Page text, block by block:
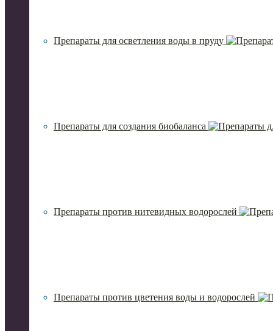
Препараты для осветления воды в пруду
Препараты для создания биобаланса
Препараты против нитевидных водорослей
Препараты против цветения воды и водорослей